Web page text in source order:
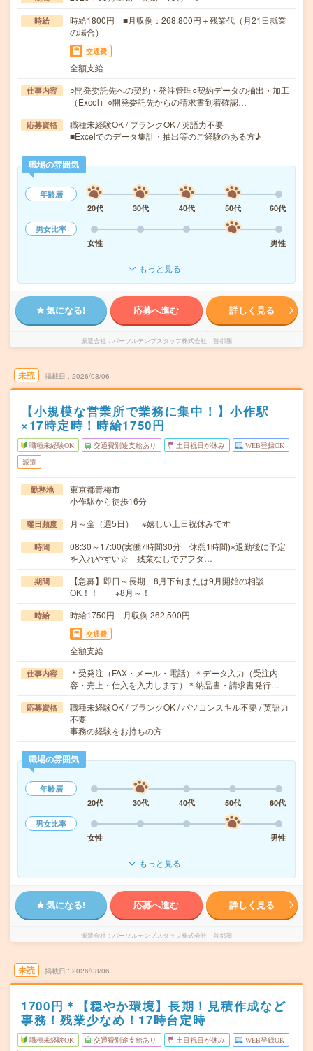
時給
時給1800円 ■月収例：268,800円＋残業代（月21日就業
の場合）
交通費
全額支給
仕事内容
○開発委託先への契約・発注管理○契約データの抽出・加工
（Excel）○開発委託先からの請求書到着確認…
応募資格
職種未経験OK / ブランクOK / 英語力不要
■Excelでのデータ集計・抽出等のご経験のある方♪
職場の雰囲気
年齢層
20代
30代 40代 50代
60代
男女比率
女性
男性
もっと見る
気になる! 応募へ進む 詳しく見る
派遣会社 パーソルテンプスタッフ株式会社 首都圏
未読 掲載日 2026/08/06
【小規模な営業所で業務に集中！】小作駅
×17時定時！時給1750円
職種未経験OK 交通費別途支給あり 土日祝日が休み WEB登録OK
派遣
勤務地
東京都青梅市
小作駅から徒歩16分
曜日頻度 月～金（週5日） ※嬉しい土日祝休みです
時間
08:30～17:00(実働7時間30分 休憩1時間)※退勤後に予定
を入れやすい☆ 残業なしでアフタ…
期間
【急募】即日～長期 8月下旬または9月開始の相談
OK！！ ※8月～！
時給 時給1750円 月収例 262,500円
交通費
全額支給
仕事内容
＊受発注（FAX・メール・電話）＊データ入力（受注内
容・売上・仕入を入力します）＊納品書・請求書発行…
応募資格
職種未経験OK / ブランクOK / パソコンスキル不要 / 英語力
不要
事務の経験をお持ちの方
職場の雰囲気
年齢層
20代
30代 40代 50代
60代
男女比率
女性
男性
もっと見る
気になる! 応募へ進む 詳しく見る
派遣会社 パーソルテンプスタッフ株式会社 首都圏
未読 掲載日 2026/08/06
1700円＊【穏やか環境】長期！見積作成など
事務！残業少なめ！17時台定時
職種未経験OK 交通費別途支給あり 土日祝日が休み WEB登録OK